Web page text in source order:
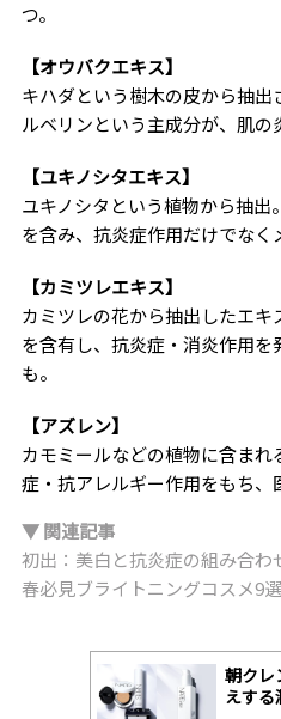
つ。
【オウバクエキス】
キハダという樹木の皮から抽
ルベリンという主成分が、肌の
【ユキノシタエキス】
ユキノシタという植物から抽出
を含み、抗炎症作用だけでなく
【カミツレエキス】
カミツレの花から抽出したエ
を含有し、抗炎症・消炎作用
も。
【アズレン】
カモミールなどの植物に含ま
症・抗アレルギー作用をもち、
▼ 関連記事
初出：美白と抗炎症の組み合
春必見ブライトニングコスメ9
朝クレ
えす